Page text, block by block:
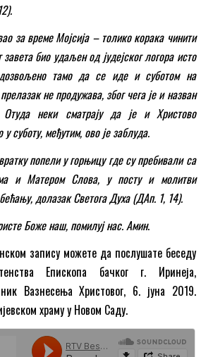
за време Мојсија – толико корака чинити
завета био удаљен од јудејског логора исто
тамо да се иде и суботом на
не продужава, због чега је и назван
Отуда неки сматрају да је и Христово
суботу, међутим, ово је заблуда.
попели у горњицу где су пребивали са
и Матером Слова, у посту и молитви
долазак Светога Духа (ДАп. 1, 14).
Боже наш, помилуј нас. Амин.
запису можете да послушате беседу
Епископа бачког г. Иринеја,
Вазнесења Христовог, 6. јуна 2019.
храму у Новом Саду.